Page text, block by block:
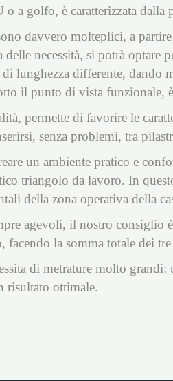
a golfo, è caratterizzata dalla
davvero molteplici, a
necessità, si potrà optare
lunghezza differente, dando
il punto di vista funzionale,
permette di favorire le
senza problemi, tra
un ambiente pratico e
triangolo da lavoro. In
della zona operativa della
agevoli, il nostro consiglio
facendo la somma totale dei
di metrature molto
risultato ottimale.